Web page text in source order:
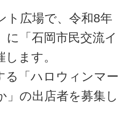
ト広場で、令和8年
に「石岡市民交流イ
ます。
る「ハロウィンマー
」の出店者を募集し